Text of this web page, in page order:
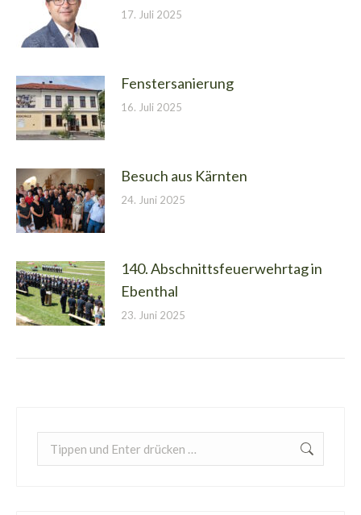
17. Juli 2025
Fenstersanierung
16. Juli 2025
Besuch aus Kärnten
24. Juni 2025
140. Abschnittsfeuerwehrtag in
Ebenthal
23. Juni 2025
Search: